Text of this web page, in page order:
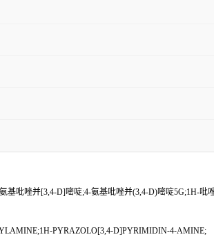
基吡唑并[3,4-D]嘧啶;4-氨基吡唑并(3,4-D)嘧啶5G;1H-吡
PYRAZOLO[3,4-D]PYRIMIDIN-4-AMINE;